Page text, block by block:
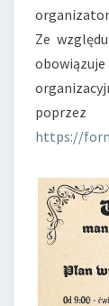
Ze
https://